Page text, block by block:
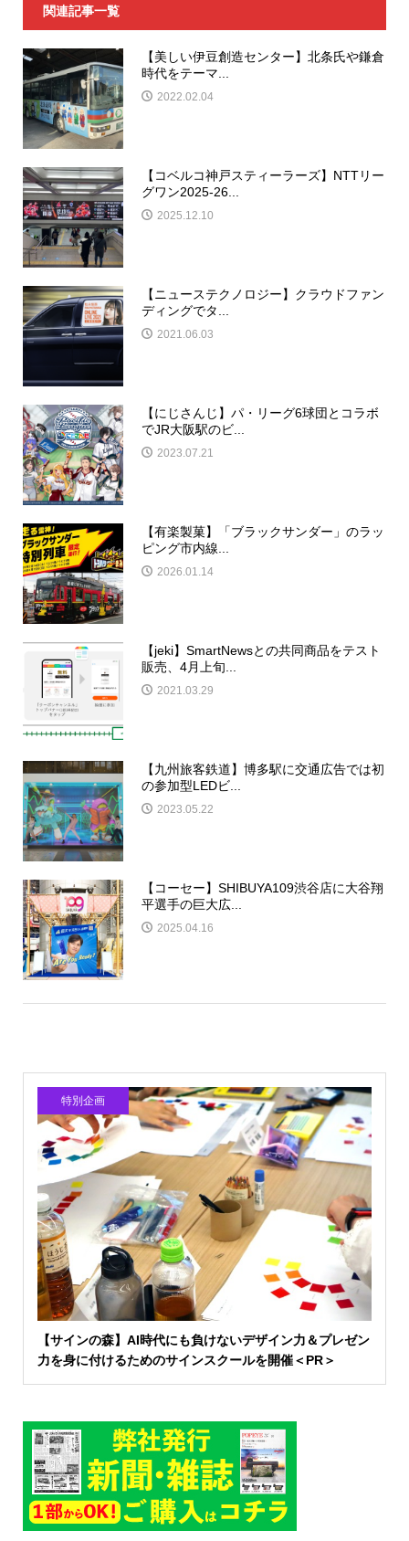
関連記事一覧
【美しい伊豆創造センター】北条氏や鎌倉
時代をテーマ...
2022.02.04
【コベルコ神戸スティーラーズ】NTTリー
グワン2025-26...
2025.12.10
【ニューステクノロジー】クラウドファン
ディングでタ...
2021.06.03
【にじさんじ】パ・リーグ6球団とコラボ
でJR大阪駅のビ...
2023.07.21
【有楽製菓】「ブラックサンダー」のラッ
ピング市内線...
2026.01.14
【jeki】SmartNewsとの共同商品をテスト
販売、4月上旬...
2021.03.29
【九州旅客鉄道】博多駅に交通広告では初
の参加型LEDビ...
2023.05.22
【コーセー】SHIBUYA109渋谷店に大谷翔
平選手の巨大広...
2025.04.16
特別企画
【サインの森】AI時代にも負けないデザイン力＆プレゼン
力を身に付けるためのサインスクールを開催＜PR＞